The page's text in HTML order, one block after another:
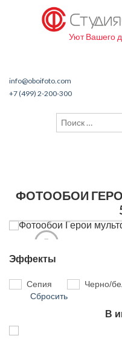
Уют Вашего
info@oboifoto.com
+7 (499) 2-200-300
ФОТООБОИ
Эффекты
Сепия Черно/
Сбросить
В